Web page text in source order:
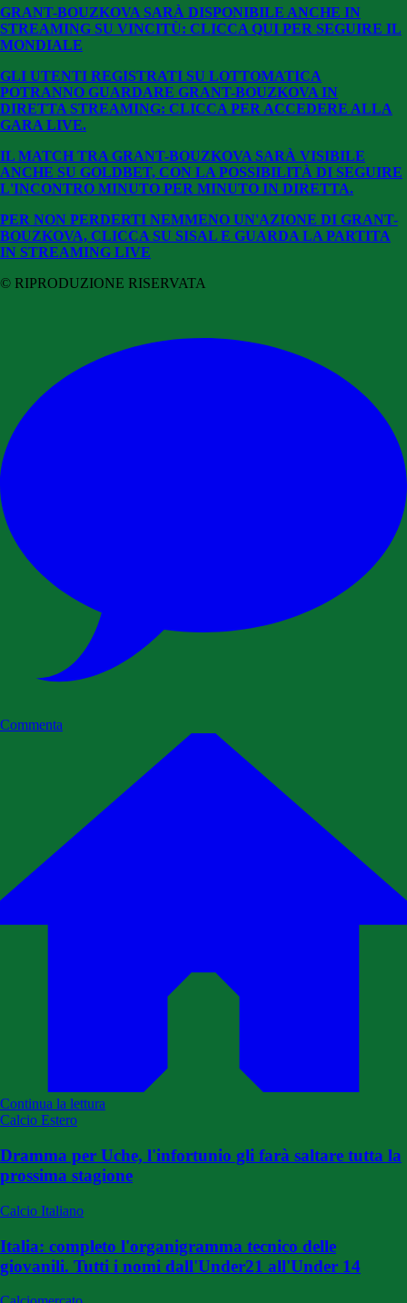
GRANT-BOUZKOVA SARÀ DISPONIBILE ANCHE IN
STREAMING SU VINCITÙ: CLICCA QUI PER SEGUIRE IL
MONDIALE
GLI UTENTI REGISTRATI SU LOTTOMATICA
POTRANNO GUARDARE GRANT-BOUZKOVA IN
DIRETTA STREAMING: CLICCA PER ACCEDERE ALLA
GARA LIVE.
IL MATCH TRA GRANT-BOUZKOVA SARÀ VISIBILE
ANCHE SU GOLDBET, CON LA POSSIBILITÀ DI SEGUIRE
L'INCONTRO MINUTO PER MINUTO IN DIRETTA.
PER NON PERDERTI NEMMENO UN'AZIONE DI GRANT-
BOUZKOVA, CLICCA SU SISAL E GUARDA LA PARTITA
IN STREAMING LIVE
© RIPRODUZIONE RISERVATA
Commenta
Continua la lettura
Calcio Estero
Dramma per Uche, l'infortunio gli farà saltare tutta la
prossima stagione
Calcio Italiano
Italia: completo l'organigramma tecnico delle
giovanili. Tutti i nomi dall'Under21 all'Under 14